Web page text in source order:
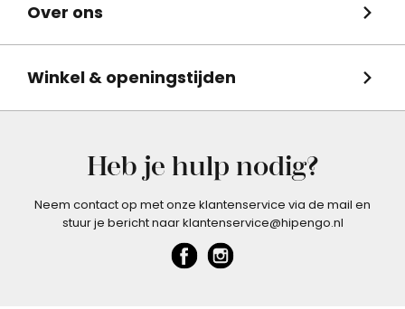
Over ons
Winkel & openingstijden
Heb je hulp nodig?
Neem contact op met onze klantenservice via de mail en
stuur je bericht naar klantenservice@hipengo.nl